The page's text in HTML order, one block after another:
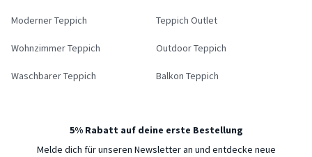
Moderner Teppich Teppich Outlet
Wohnzimmer Teppich Outdoor Teppich
Waschbarer Teppich Balkon Teppich
5% Rabatt auf deine erste Bestellung
Melde dich für unseren Newsletter an und entdecke neue